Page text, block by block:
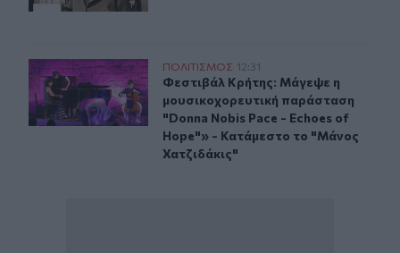
Φεστιβάλ Κρήτης: Μάγεψε η μουσικοχορευτική
ΠΟΛΙΤΙΣΜΟΣ 12:31
Φεστιβάλ Κρήτης: Μάγεψε η
Φεστιβάλ Κρήτης: Μάγεψε η
μουσικοχορευτική παράσταση
"Donna Nobis Pace - Echoes of
Hope"» - Κατάμεστο το "Μάνος
Χατζιδάκις"